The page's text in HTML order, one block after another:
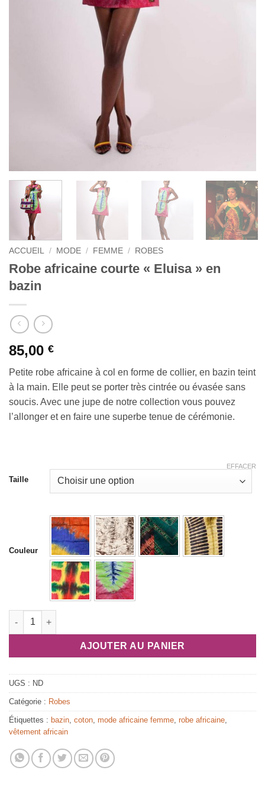
ACCUEIL / MODE / FEMME / ROBES
Robe africaine courte « Eluisa » en
bazin
85,00 €
Petite robe africaine à col en forme de collier, en bazin teint
à la main. Elle peut se porter très cintrée ou évasée sans
soucis. Avec une jupe de notre collection vous pouvez
l’allonger et en faire une superbe tenue de cérémonie.
Taille
Couleur
EFFACER
quantité de Robe africaine courte "Eluisa" en bazin
AJOUTER AU PANIER
UGS : ND
Catégorie : Robes
Étiquettes : bazin, coton, mode africaine femme, robe africaine,
vêtement africain